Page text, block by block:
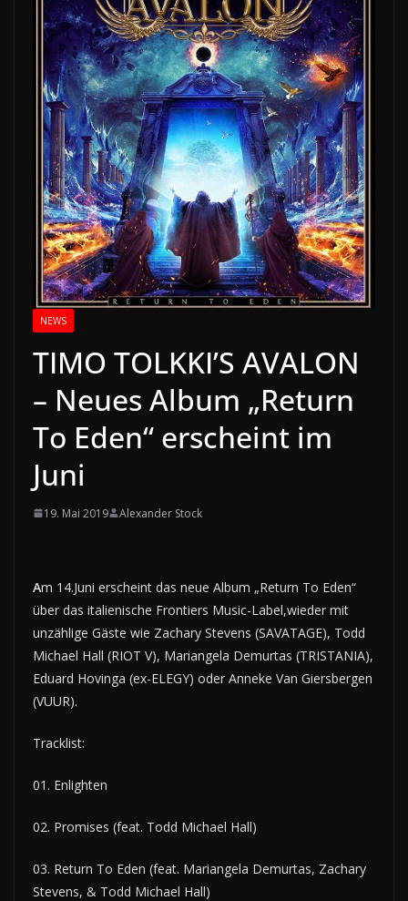
NEWS
TIMO TOLKKI’S AVALON
– Neues Album „Return
To Eden“ erscheint im
Juni
19. Mai 2019 Alexander Stock
Am 14.Juni erscheint das neue Album „Return To Eden“
über das italienische Frontiers Music-Label,wieder mit
unzählige Gäste wie Zachary Stevens (SAVATAGE), Todd
Michael Hall (RIOT V), Mariangela Demurtas (TRISTANIA),
Eduard Hovinga (ex-ELEGY) oder Anneke Van Giersbergen
(VUUR).
Tracklist:
01. Enlighten
02. Promises (feat. Todd Michael Hall)
03. Return To Eden (feat. Mariangela Demurtas, Zachary
Stevens, & Todd Michael Hall)